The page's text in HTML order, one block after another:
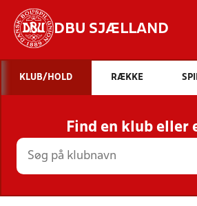
DBU SJÆLLAND
STILLINGER, RESULTATER,
HOLD
KLUB/HOLD RÆKKE
Find en klub eller